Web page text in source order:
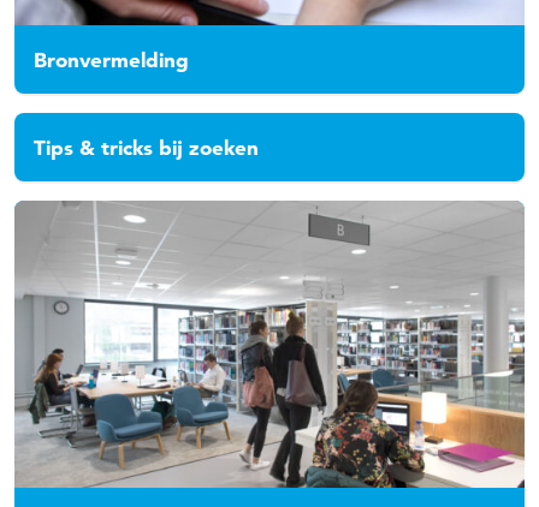
Bronvermelding
Tips & tricks bij zoeken